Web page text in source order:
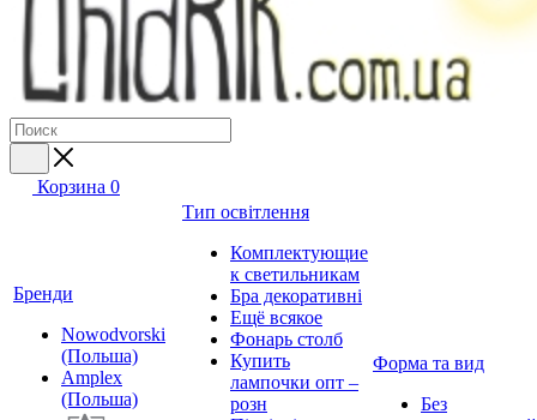
Корзина 0
Бренди
Nowodvorski
(Польша)
Amplex
(Польша)
Тип освітлення
Комплектующие
к светильникам
Бра декоративні
Ещё всякое
Фонарь столб
Купить
лампочки опт –
розн
Форма та вид
Без